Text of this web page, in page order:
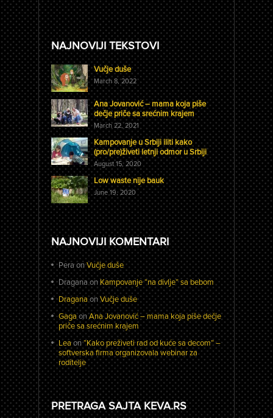
NAJNOVIJI TEKSTOVI
Vučje duše
March 8, 2022
Ana Jovanović – mama koja piše
dečje priče sa srećnim krajem
March 22, 2021
Kampovanje u Srbiji iliti kako
(pro/pre)živeti letnji odmor u Srbiji
August 15, 2020
Low waste nije bauk
June 19, 2020
NAJNOVIJI KOMENTARI
PeraonVučje duše
DraganaonKampovanje “na divlje” sa bebom
DraganaonVučje duše
GagaonAna Jovanović – mama koja piše dečje
priče sa srećnim krajem
Leaon“Kako preživeti rad od kuće sa decom” –
softverska firma organizovala webinar za
roditelje
PRETRAGA SAJTA KEVA.RS